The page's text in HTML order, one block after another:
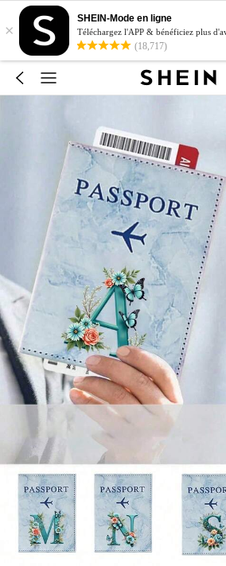
×
SHEIN-Mode en ligne
Téléchargez l'APP & bénéficiez plus
(18,717)